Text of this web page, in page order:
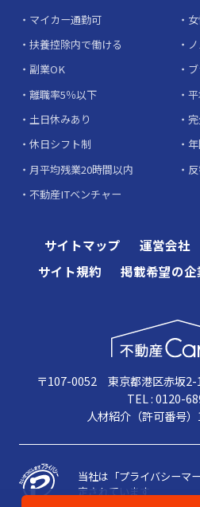
マイカー通勤可
扶養控除内で働ける
副業OK
離職率5％以下
土日休みあり
休日シフト制
月平均残業20時間以内
不動産ITベンチャー
サイトマップ 運営会社
サイト規約
掲載希望の企
〒107-0052 東京都港区赤坂2-
TEL : 0120-
人材紹介（許可番号
当社は「プライバシーマ
定されています